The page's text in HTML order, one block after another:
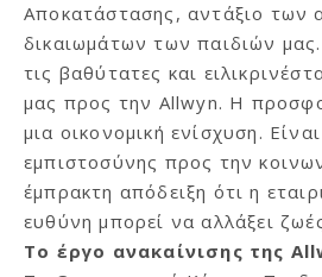
Αποκατάστασης, αντάξιο των
δικαιωμάτων των παιδιών
τις βαθύτατες και
μας προς την Allwyn. Η
μια οικονομική ενίσχυση.
εμπιστοσύνης προς την
έμπρακτη απόδειξη ότι η
ευθύνη μπορεί να αλλάξει
Το έργο ανακαίνισης της